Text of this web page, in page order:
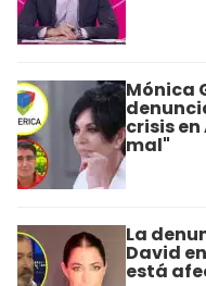
Mónica
crisis
mal"
La
David
está